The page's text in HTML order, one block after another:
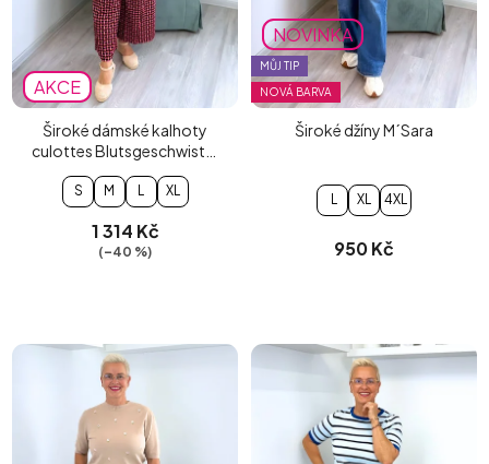
AKCE
Široké dámské kalhoty
culottes Blutsgeschwister
Cul de Berlin
S M L XL
1 314 Kč
(–40 %)
NOVINKA
MŮJ TIP
NOVÁ BARVA
Široké džíny M´Sara
L XL 4XL
950 Kč